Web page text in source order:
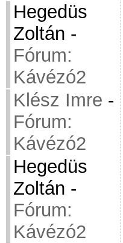
Hegedüs
Zoltán -
Fórum:
Kávézó2
Klész Imre -
Fórum:
Kávézó2
Hegedüs
Zoltán -
Fórum:
Kávézó2